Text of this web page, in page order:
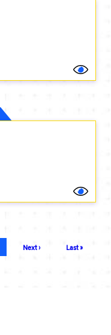
Next
Next ›
Last
Last »